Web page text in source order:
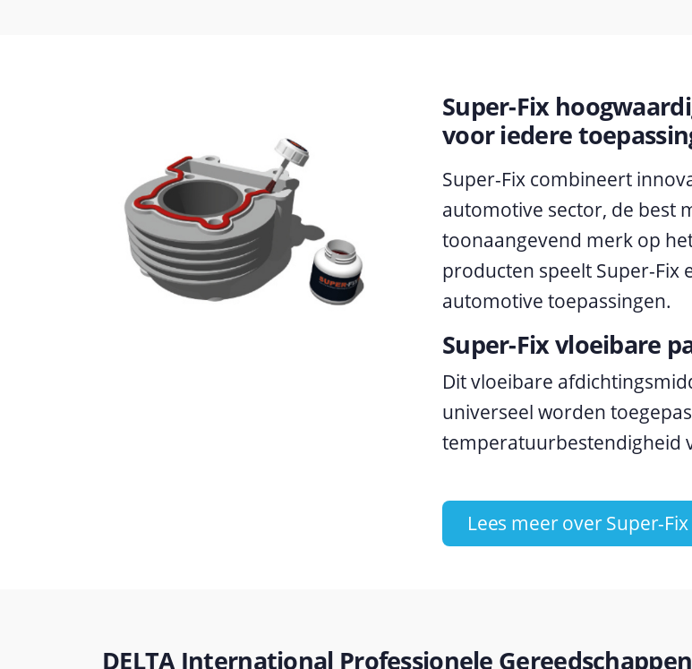
Super-Fix
voor iedere
Super-Fix combineert
automotive sector, de best
toonaangevend merk op
producten speelt Super-Fix
automotive toepassingen.
Super-Fix vloeibare
Dit vloeibare
universeel worden
temperatuurbestendigheid
Lees meer over Super-Fix
DELTA International Professionele Gereedschappen